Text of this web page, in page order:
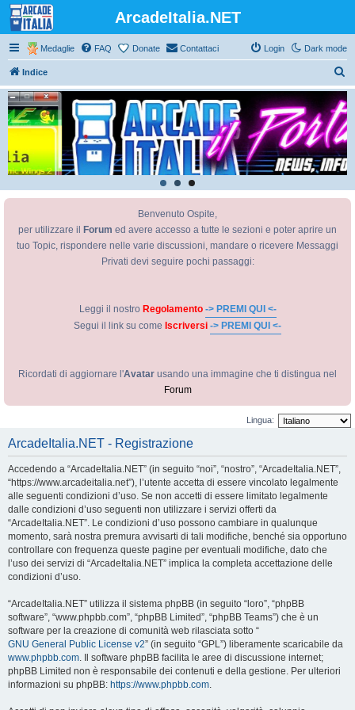
ArcadeItalia.NET
Dark mode
Medaglie FAQ Donate Contattaci Login
Indice
e
r
c
a
Benvenuto Ospite,
per utilizzare il
Forum ed avere accesso a tutte le sezioni e poter aprire un
tuo Topic, rispondere nelle varie discussioni, mandare o ricevere Messaggi
Privati devi seguire pochi passaggi:
Leggi il nostro Regolamento -> PREMI QUI <-
Segui il link su come Iscriversi -> PREMI QUI <-
Ricordati di aggiornare l'Avatar usando una immagine che ti distingua nel
Forum
Lingua:
ArcadeItalia.NET - Registrazione
Accedendo a “ArcadeItalia.NET” (in seguito “noi”, “nostro”, “ArcadeItalia.NET”,
“https://www.arcadeitalia.net”), l’utente accetta di essere vincolato legalmente
alle seguenti condizioni d’uso. Se non accetti di essere limitato legalmente
dalle condizioni d’uso seguenti non utilizzare i servizi offerti da
“ArcadeItalia.NET”. Le condizioni d’uso possono cambiare in qualunque
momento, sarà nostra premura avvisarti di tali modifiche, benché sia opportuno
controllare con frequenza queste pagine per eventuali modifiche, dato che
l’uso dei servizi di “ArcadeItalia.NET” implica la completa accettazione delle
condizioni d’uso.
“ArcadeItalia.NET” utilizza il sistema phpBB (in seguito “loro”, “phpBB
software”, “www.phpbb.com”, “phpBB Limited”, “phpBB Teams”) che è un
software per la creazione di comunità web rilasciata sotto “
GNU General Public License v2” (in seguito “GPL”) liberamente scaricabile da
www.phpbb.com. Il software phpBB facilita le aree di discussione internet;
phpBB Limited non è responsabile dei contenuti e della gestione. Per ulteriori
informazioni su phpBB: https://www.phpbb.com.